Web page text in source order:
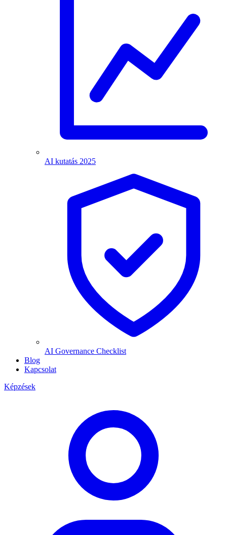
AI kutatás 2025
AI Governance Checklist
Blog
Kapcsolat
Képzések